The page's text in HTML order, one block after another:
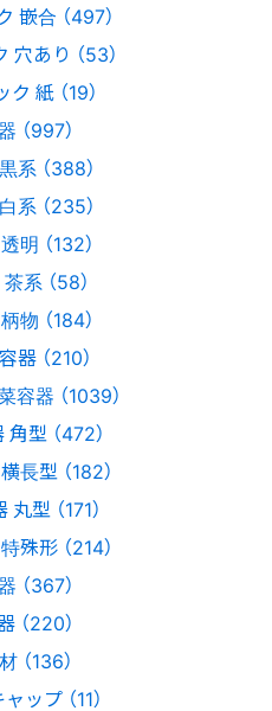
嵌合 （497）
あり （53）
紙 （19）
（997）
系 （388）
系 （235）
明 （132）
系 （58）
物 （184）
器 （210）
容器 （1039）
型 （472）
長型 （182）
型 （171）
殊形 （214）
（367）
（220）
（136）
ップ （11）